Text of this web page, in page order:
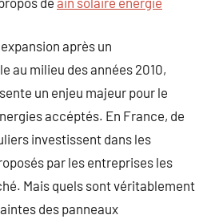
après un
au milieu des années 2010,
un enjeu majeur pour le
accéptés. En France, de
investissent dans les
par les entreprises les
Mais quels sont véritablement
des panneaux